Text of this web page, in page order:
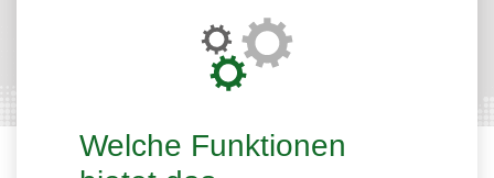
Welche Funktionen